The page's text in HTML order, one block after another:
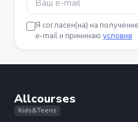
Я согласен(на) на
e-mail и принимаю условия
Allcourses
Kids&Teens